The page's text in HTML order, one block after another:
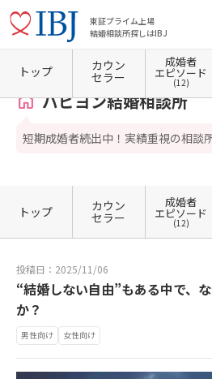
東証プライム上場
結婚相談所探しはIBJ
ホーム 山梨県の結婚相談所 パピヨン結婚相談所
パピヨン結婚相談所
短期成婚者続出中！実績重視の相談
トップ カウン
セラー
成婚者
エピソード
(12)
トップ カウン
セラー
成婚者
エピソード
(12)
投稿日：2025/11/06
“結婚しない自由”もある中で、
か？
男性向け 女性向け